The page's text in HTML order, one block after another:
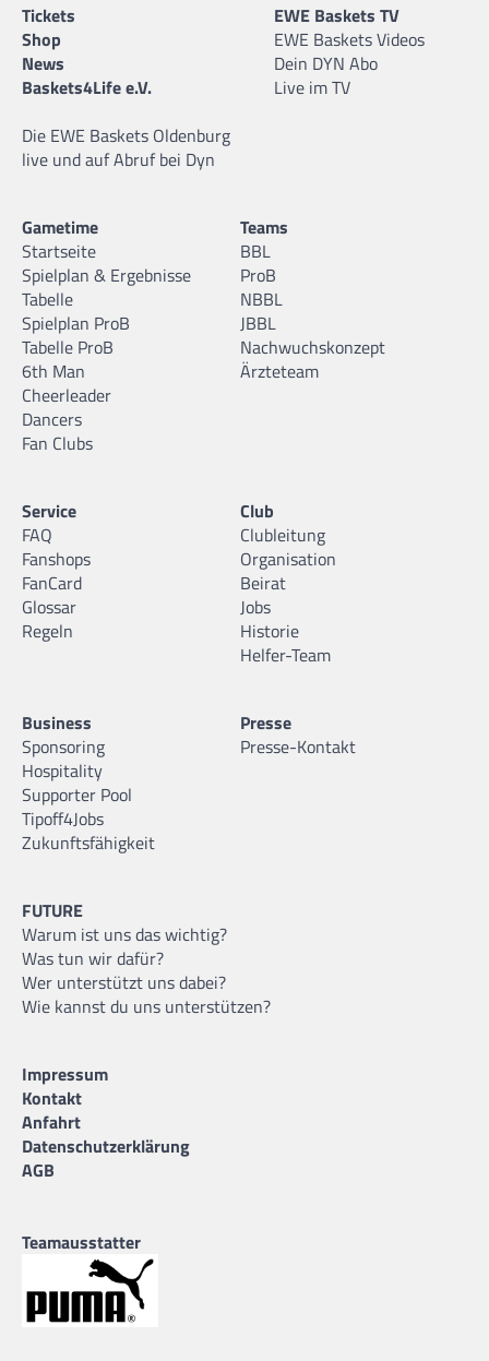
Tickets
Shop
News
Baskets4Life e.V.
Die EWE Baskets Oldenburg
live und auf Abruf bei Dyn
EWE Baskets TV
EWE Baskets Videos
Dein DYN Abo
Live im TV
Gametime
Startseite
Spielplan & Ergebnisse
Tabelle
Spielplan ProB
Tabelle ProB
6th Man
Cheerleader
Dancers
Fan Clubs
Teams
BBL
ProB
NBBL
JBBL
Nachwuchskonzept
Ärzteteam
Service
FAQ
Fanshops
FanCard
Glossar
Regeln
Club
Clubleitung
Organisation
Beirat
Jobs
Historie
Helfer-Team
Business
Sponsoring
Hospitality
Supporter Pool
Tipoff4Jobs
Zukunftsfähigkeit
Presse
Presse-Kontakt
FUTURE
Warum ist uns das wichtig?
Was tun wir dafür?
Wer unterstützt uns dabei?
Wie kannst du uns unterstützen?
Impressum
Kontakt
Anfahrt
Datenschutzerklärung
AGB
Teamausstatter